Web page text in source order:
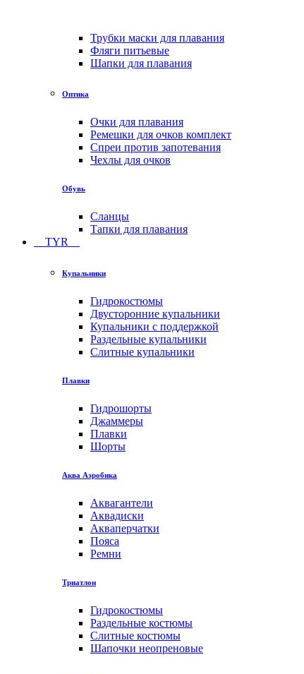
Трубки маски для плавания
Фляги питьевые
Шапки для плавания
Оптика
Очки для плавания
Ремешки для очков комплект
Спреи против запотевания
Чехлы для очков
Обувь
Сланцы
Тапки для плавания
TYR
Купальники
Гидрокостюмы
Двусторонние купальники
Купальники с поддержкой
Раздельные купальники
Слитные купальники
Плавки
Гидрошорты
Джаммеры
Плавки
Шорты
Аква Аэробика
Аквагантели
Аквадиски
Акваперчатки
Пояса
Ремни
Триатлон
Гидрокостюмы
Раздельные костюмы
Слитные костюмы
Шапочки неопреновые